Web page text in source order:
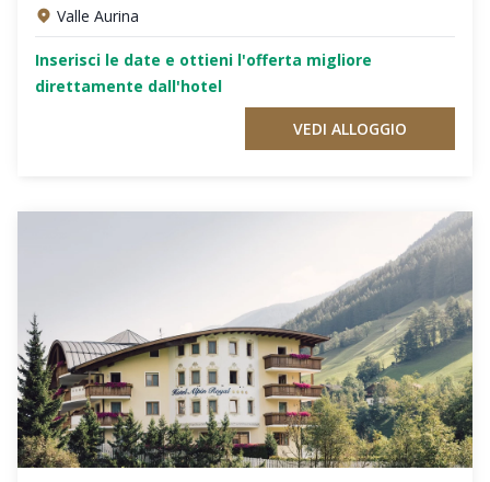
Valle Aurina
Inserisci le date e ottieni l'offerta migliore
direttamente dall'hotel
VEDI ALLOGGIO